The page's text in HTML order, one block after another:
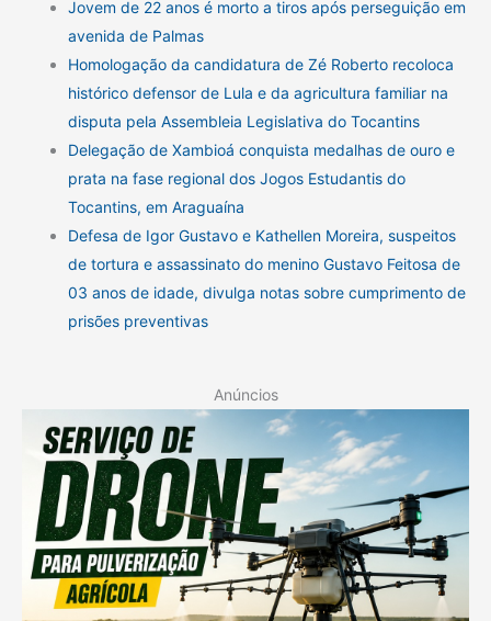
Jovem de 22 anos é morto a tiros após perseguição em
avenida de Palmas
Homologação da candidatura de Zé Roberto recoloca
histórico defensor de Lula e da agricultura familiar na
disputa pela Assembleia Legislativa do Tocantins
Delegação de Xambioá conquista medalhas de ouro e
prata na fase regional dos Jogos Estudantis do
Tocantins, em Araguaína
Defesa de Igor Gustavo e Kathellen Moreira, suspeitos
de tortura e assassinato do menino Gustavo Feitosa de
03 anos de idade, divulga notas sobre cumprimento de
prisões preventivas
Anúncios